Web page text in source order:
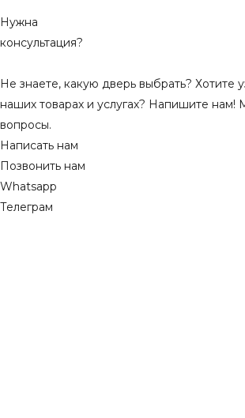
Нужна
консультация?
Не знаете, какую дверь выбрать? Хотите
наших товарах и услугах? Напишите нам!
вопросы.
Написать нам
Позвонить нам
Whatsapp
Телеграм